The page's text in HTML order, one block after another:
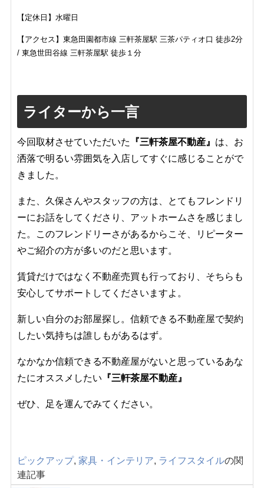
【定休日】水曜日
【アクセス】 東急田園都市線 三軒茶屋駅 三茶パティオ口 徒歩2分
/ 東急世田谷線 三軒茶屋駅 徒歩１分
ライターから一言
今回取材させていただいた 『三軒茶屋不動産』 は、お
洒落で明るい雰囲気を入店してすぐに感じることがで
きました。
また、久保さんやスタッフの方は、とてもフレンドリ
ーにお話をしてくださり、アットホームさを感じまし
た。このフレンドリーさがあるからこそ、リピーター
やご紹介の方が多いのだと思います。
賃貸だけではなく不動産売買も行っており、そちらも
安心してサポートしてくださいますよ。
新しい自分のお部屋探し。信頼できる不動産屋で契約
したい気持ちは誰しもがあるはず。
なかなか信頼できる不動産屋がないと思っているあな
たにオススメしたい 『三軒茶屋不動産』
ぜひ、足を運んでみてください。
ピックアップ, 家具・インテリア ライフスタイルの関
連記事